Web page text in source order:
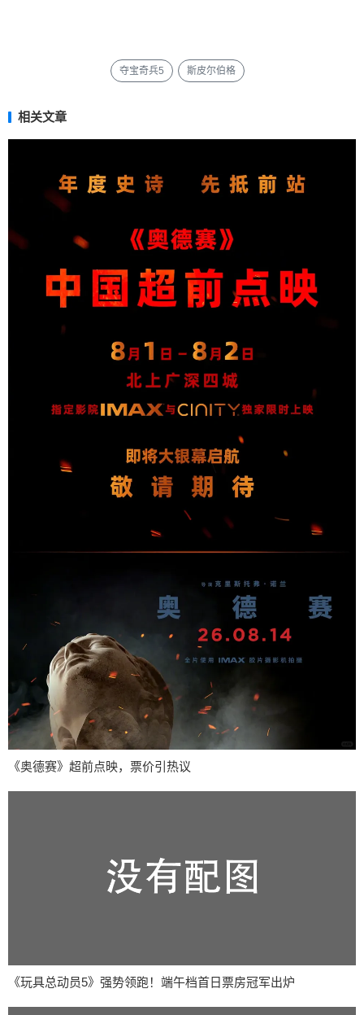
夺宝奇兵5 斯皮尔伯格
相关文章
《奥德赛》超前点映，票价引热议
《玩具总动员5》强势领跑！端午档首日票房冠军出炉